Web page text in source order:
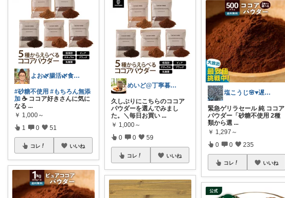
コレ
#砂糖不使用 #もちろん無添
☕️ ココア好きさんに気に
なる ...
￥ 1,000～
1 0 51
コレ いいね
めいど@丁寧暮らし✨️
久しぶりにこちらのココア
パウダーを選んでみまし
た。＼毎日お買い ...
￥ 1,000～
0 0 59
コレ いいね
塩こうじ🌸♥️遅れてます🙏💦
緊急ゲリラセール 純 ココア
パウダー「砂糖不使用 2種
類から選 ...
￥ 1,297～
0 0 235
コレ いいね